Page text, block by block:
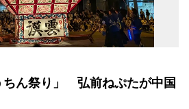
ちん祭り」 弘前ねぷたが中国